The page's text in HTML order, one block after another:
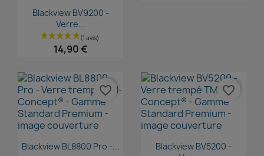
Aperçu rapide
Blackview BV9200 -
Verre...
14,90 €
Aperçu rapide
Blackview BL8800 Pro -...
favorite_border
Aperçu rapide
Blackview BV5200 -
favorite_border